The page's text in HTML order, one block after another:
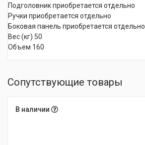
Подголовник приобретается отдельно
Ручки приобретается отдельно
Боковая панель приобретается отдельно
Вес (кг) 50
Объем 160
Сопутствующие товары
В наличии